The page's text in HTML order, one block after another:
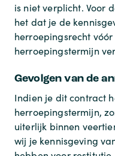
is niet verplicht. Voor
het dat je de
herroepingsrecht
herroepingstermijn
Gevolgen van de
Indien je dit contract
herroepingstermijn,
uiterlijk binnen
wij je kennisgeving